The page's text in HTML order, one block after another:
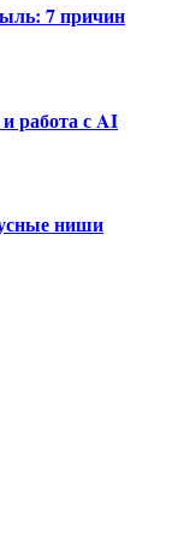
7 причин
работа с AI
ниши